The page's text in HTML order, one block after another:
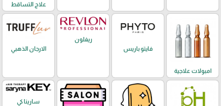
علاج التساقط
امبولات علاجية
فايتو باريس
ريفلون
الارجان الذهبي
سارينا كي